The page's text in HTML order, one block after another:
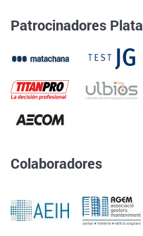
Patrocinadores Plata
Colaboradores